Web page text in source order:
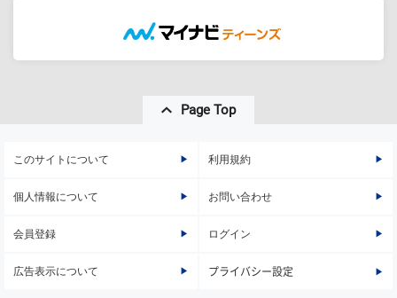
Page Top
このサイトについて 利用規約
個人情報について お問い合わせ
会員登録 ログイン
広告表示について プライバシー設定